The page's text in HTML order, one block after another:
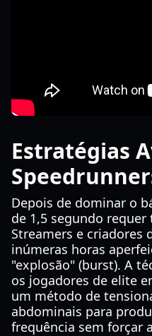
Estratégias
Depois de dominar o
de 1,5 segundo requer
Streamers e criadores
inúmeras horas
"explosão" (burst). A
os jogadores de elite
um método de
abdominais para
frequência sem forçar